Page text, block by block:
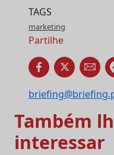
TAGS
marketing
Partilhe
Também
interessar